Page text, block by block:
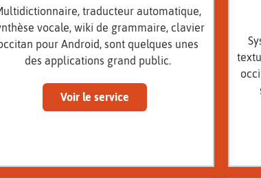
traducteur automatique,
vocale, wiki de grammaire, clavier
pour Android, sont quelques unes
des applications grand public.
Voir le service